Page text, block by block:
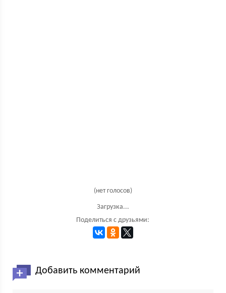
(нет голосов)
Загрузка...
Поделиться с друзьями:
Добавить комментарий